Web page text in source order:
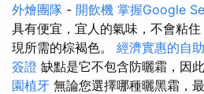
外燴團隊 - 開飲機 掌握Google
具有便宜，宜人的氣味，不會粘
現所需的棕褐色。 經濟實惠的自
簽證 缺點是它不包含防曬霜，因
園植牙 無論您選擇哪種曬黑霜，